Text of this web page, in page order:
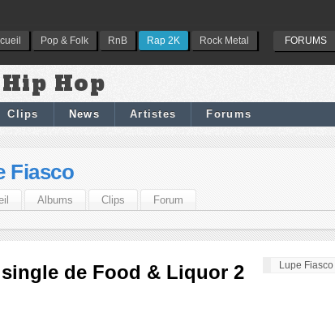
Pop & Folk RnB Rap 2K Rock Metal FORUMS
Hop
Clips News Artistes Forums
Fiasco
Albums Clips Forum
Lupe Fiasco
de Food & Liquor 2